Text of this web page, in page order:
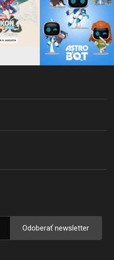
Odoberať newsletter